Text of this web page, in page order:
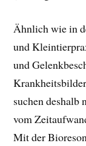
Ähnlich wie in
und
und
suchen deshalb
vom
Mit der